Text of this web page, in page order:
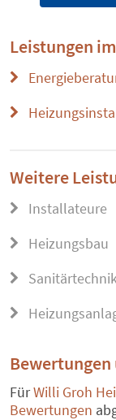
Leistungen
Weitere
Installateure
Heizungsbau
FürWilli Groh
Bewertungen